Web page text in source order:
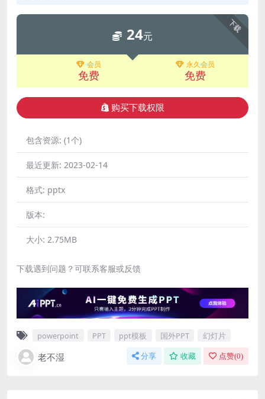
下载
24元
会员
免费
永久会员
免费
购买下载权限
包含资源: (1个)
最近更新: 2023-02-14
格式: pptx
版本:
大小: 2.75MB
下载遇到问题？可联系客服或反馈
powerpoint PPT ppt模板 国外PPT 幻灯片
老不湿 分享 收藏 点赞(0)